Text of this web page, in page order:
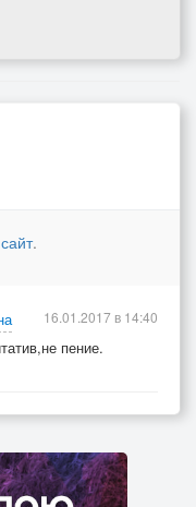
.
пение.
16.01.2017 в 14:40